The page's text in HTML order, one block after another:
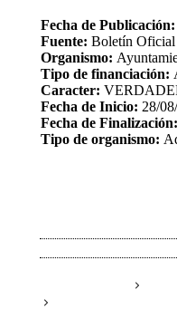
Fecha de Publicación:
Fuente: Boletín
Organismo:
Tipo de financiación:
Caracter:
Fecha de Inicio: 28/
Fecha de Finalización:
Tipo de organismo: